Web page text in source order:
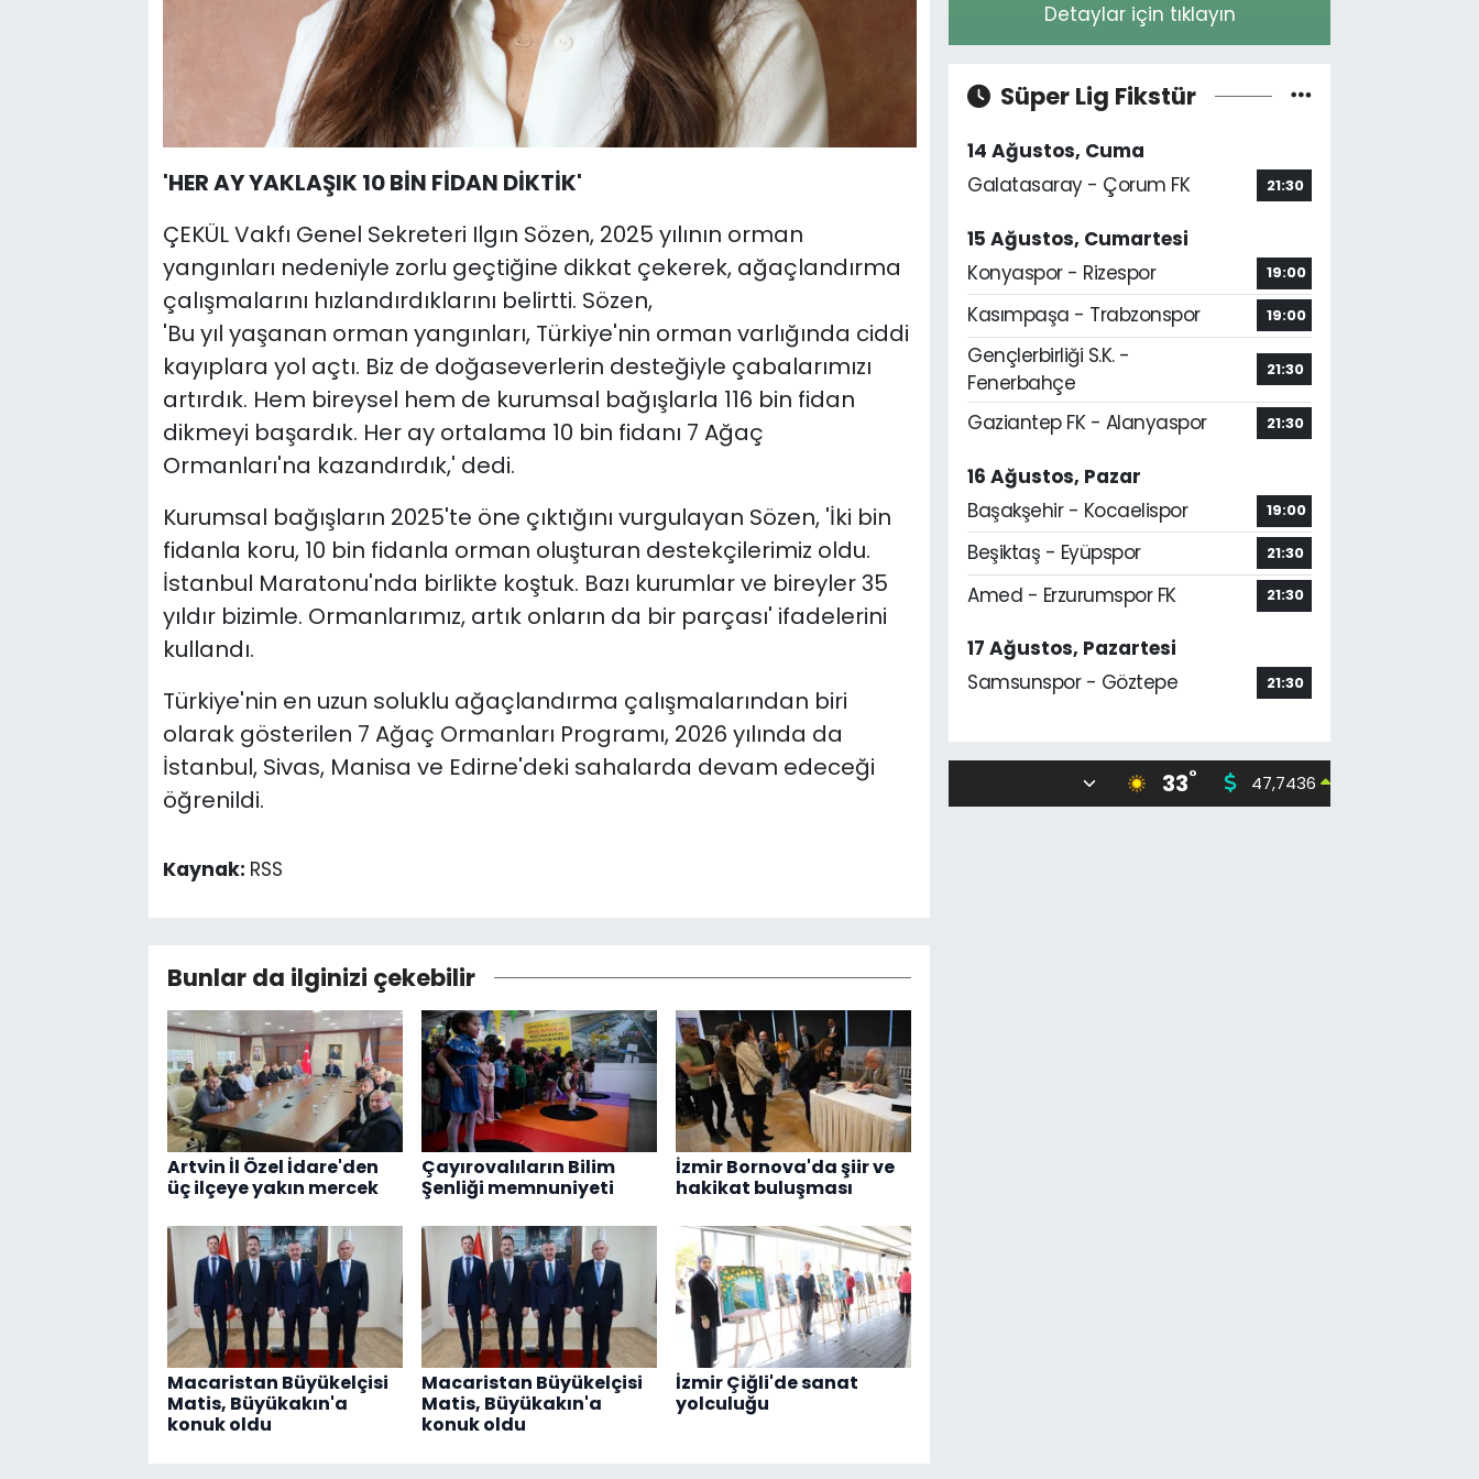
'HER AY YAKLAŞIK 10 BİN FİDAN DİKTİK'
ÇEKÜL Vakfı Genel Sekreteri Ilgın Sözen, 2025 yılının orman
yangınları nedeniyle zorlu geçtiğine dikkat çekerek, ağaçlandırma
çalışmalarını hızlandırdıklarını belirtti. Sözen,
'Bu yıl yaşanan orman yangınları, Türkiye'nin orman varlığında ciddi
kayıplara yol açtı. Biz de doğaseverlerin desteğiyle çabalarımızı
artırdık. Hem bireysel hem de kurumsal bağışlarla 116 bin fidan
dikmeyi başardık. Her ay ortalama 10 bin fidanı 7 Ağaç
Ormanları'na kazandırdık,' dedi.
Kurumsal bağışların 2025'te öne çıktığını vurgulayan Sözen, 'İki bin
fidanla koru, 10 bin fidanla orman oluşturan destekçilerimiz oldu.
İstanbul Maratonu'nda birlikte koştuk. Bazı kurumlar ve bireyler 35
yıldır bizimle. Ormanlarımız, artık onların da bir parçası' ifadelerini
kullandı.
Türkiye'nin en uzun soluklu ağaçlandırma çalışmalarından biri
olarak gösterilen 7 Ağaç Ormanları Programı, 2026 yılında da
İstanbul, Sivas, Manisa ve Edirne'deki sahalarda devam edeceği
öğrenildi.
Kaynak: RSS
Bunlar da ilginizi çekebilir
Artvin İl Özel İdare'den
üç ilçeye yakın mercek
Çayırovalıların Bilim
Şenliği memnuniyeti
İzmir Bornova'da şiir ve
hakikat buluşması
Macaristan Büyükelçisi
Matis, Büyükakın'a
konuk oldu
Macaristan Büyükelçisi
Matis, Büyükakın'a
konuk oldu
İzmir Çiğli'de sanat
yolculuğu
Detaylar için tıklayın
Süper Lig Fikstür
14 Ağustos, Cuma
Galatasaray - Çorum FK
21:30
15 Ağustos, Cumartesi
Konyaspor - Rizespor
19:00
Kasımpaşa - Trabzonspor 19:00
Gençlerbirliği S.K. -
Fenerbahçe
21:30
Gaziantep FK - Alanyaspor 21:30
16 Ağustos, Pazar
Başakşehir - Kocaelispor
19:00
Beşiktaş - Eyüpspor 21:30
Amed - Erzurumspor FK 21:30
17 Ağustos, Pazartesi
Samsunspor - Göztepe
21:30
33° 47,7436